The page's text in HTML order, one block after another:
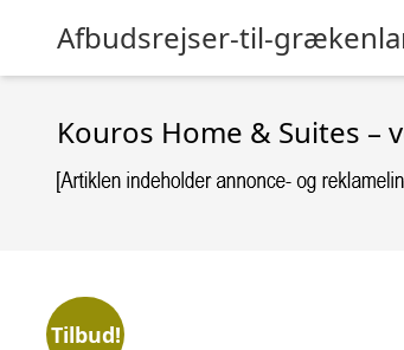
Afbudsrejser-til-
Kouros Home & Suites –
Tilbud!